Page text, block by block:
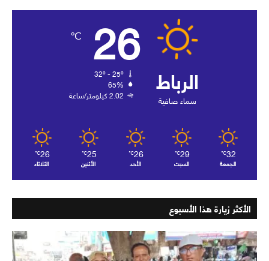
الرباط
سماء صافية
26
℃
65%
2.02 كيلومتر/ساعة
32
℃
الجمعة
29
℃
السبت
26
℃
الأحد
25
℃
الأثنين
26
℃
الثلاثاء
الأكثر زيارة هذا الأسبوع